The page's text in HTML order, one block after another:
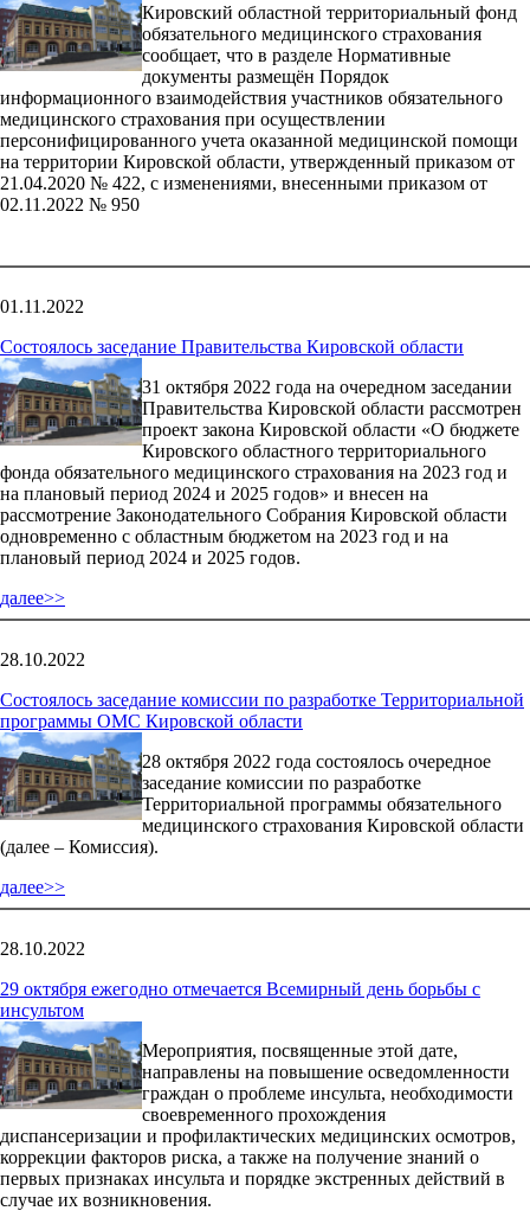
Кировский областной территориальный фонд
обязательного медицинского страхования
сообщает, что в разделе Нормативные
документы размещён Порядок
информационного взаимодействия участников обязательного
медицинского страхования при осуществлении
персонифицированного учета оказанной медицинской помощи
на территории Кировской области, утвержденный приказом от
21.04.2020 № 422, с изменениями, внесенными приказом от
02.11.2022 № 950
01.11.2022
Состоялось заседание Правительства Кировской области
31 октября 2022 года на очередном заседании
Правительства Кировской области рассмотрен
проект закона Кировской области «О бюджете
Кировского областного территориального
фонда обязательного медицинского страхования на 2023 год и
на плановый период 2024 и 2025 годов» и внесен на
рассмотрение Законодательного Собрания Кировской области
одновременно с областным бюджетом на 2023 год и на
плановый период 2024 и 2025 годов.
далее>>
28.10.2022
Состоялось заседание комиссии по разработке Территориальной
программы ОМС Кировской области
28 октября 2022 года состоялось очередное
заседание комиссии по разработке
Территориальной программы обязательного
медицинского страхования Кировской области
(далее – Комиссия).
далее>>
28.10.2022
29 октября ежегодно отмечается Всемирный день борьбы с
инсультом
Мероприятия, посвященные этой дате,
направлены на повышение осведомленности
граждан о проблеме инсульта, необходимости
своевременного прохождения
диспансеризации и профилактических медицинских осмотров,
коррекции факторов риска, а также на получение знаний о
первых признаках инсульта и порядке экстренных действий в
случае их возникновения.